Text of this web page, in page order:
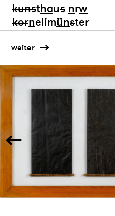
kunsthaus nrw
kornelimünster
weiter